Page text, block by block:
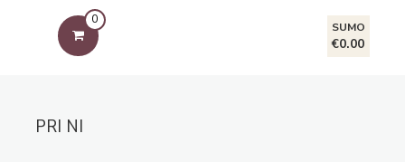
0
SUMO
€0.00
PRI NI